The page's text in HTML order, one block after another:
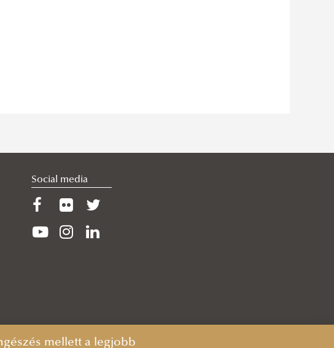
Social media
mellett a legjobb